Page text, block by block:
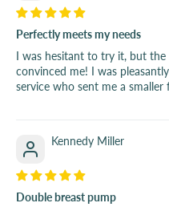
Perfectly meets my needs
I was hesitant to try it, but the
convinced me! I was
service who sent me a smaller
Kennedy Miller
Double breast pump